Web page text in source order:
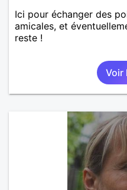
Ici pour échanger des
amicales, et
reste !
Voir